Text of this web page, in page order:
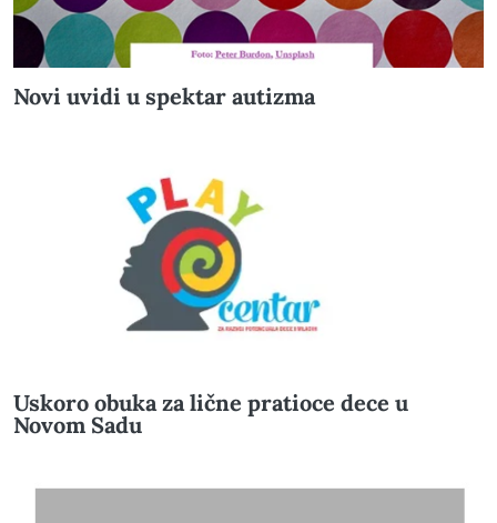
Novi uvidi u spektar autizma
Uskoro obuka za lične pratioce dece u
Novom Sadu